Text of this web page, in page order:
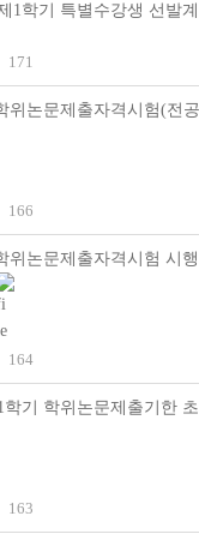
1학기 특별수강생 선발
171
위논문제출자격시험(전
166
위논문제출자격시험 시
164
학기 학위논문제출기한
163